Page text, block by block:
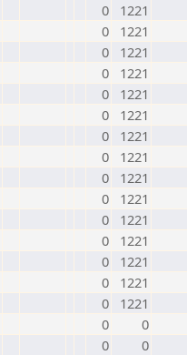
0
1221
0
1221
0
1221
0
1221
0
1221
0
1221
0
1221
0
1221
0
1221
0
1221
0
1221
0
1221
0
1221
0
1221
0
1221
0
0
0
0